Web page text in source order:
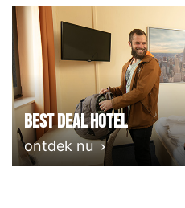
Best deal Hotel
ontdek nu